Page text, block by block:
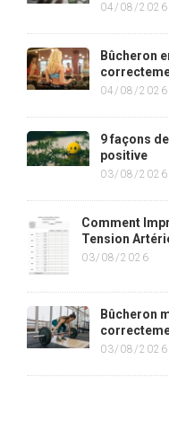
04/08/2026
Bûcheron
04/08/2026
9 façons
positive
03/08/2026
Comment
Tension
03/08/2026
Bûcheron
03/08/2026